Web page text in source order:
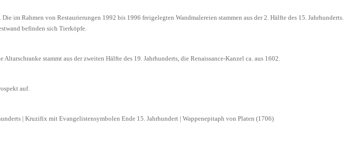
im Rahmen von Restaurierungen 1992 bis 1996 freigelegten Wandmalereien stammen aus der 2. Hälfte des 15. Jahrhunderts.
befinden sich Tierköpfe.
stammt aus der zweiten Hälfte des 19. Jahrhunderts, die Renaissance-Kanzel ca. aus 1602.
auf.
| Kruzifix mit Evangelistensymbolen Ende 15. Jahrhundert | Wappenepitaph von Platen (1706)